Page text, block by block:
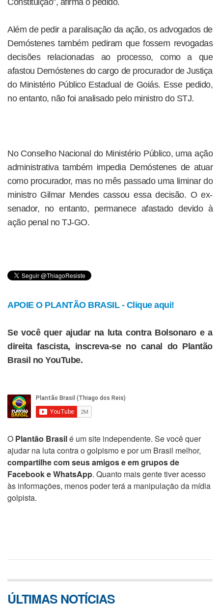
Além de pedir a paralisação da ação, os advogados de
Demóstenes também pediram que fossem revogadas
decisões relacionadas ao processo, como a que
afastou Demóstenes do cargo de procurador de Justiça
do Ministério Público Estadual de Goiás. Esse pedido,
no entanto, não foi analisado pelo ministro do STJ.
No Conselho Nacional do Ministério Público, uma ação
administrativa também impedia Demóstenes de atuar
como procurador, mas no mês passado uma liminar do
ministro Gilmar Mendes cassou essa decisão. O ex-
senador, no entanto, permanece afastado devido à
ação penal no TJ-GO.
APOIE O PLANTÃO BRASIL - Clique aqui!
Se você quer ajudar na luta contra Bolsonaro e a
direita fascista, inscreva-se no canal do Plantão
Brasil no YouTube.
O Plantão Brasilé um site independente. Se você quer
ajudar na luta contra o golpismo e por um Brasil melhor,
compartilhe com seus amigos e em grupos de
Facebook e WhatsApp. Quanto mais gente tiver acesso
às informações, menos poder terá a manipulação da mídia
golpista.
ÚLTIMAS NOTÍCIAS